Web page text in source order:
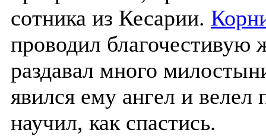
сотника из Кесарии.
проводил благочестивую
раздавал много
явился ему ангел и велел
научил, как спастись.